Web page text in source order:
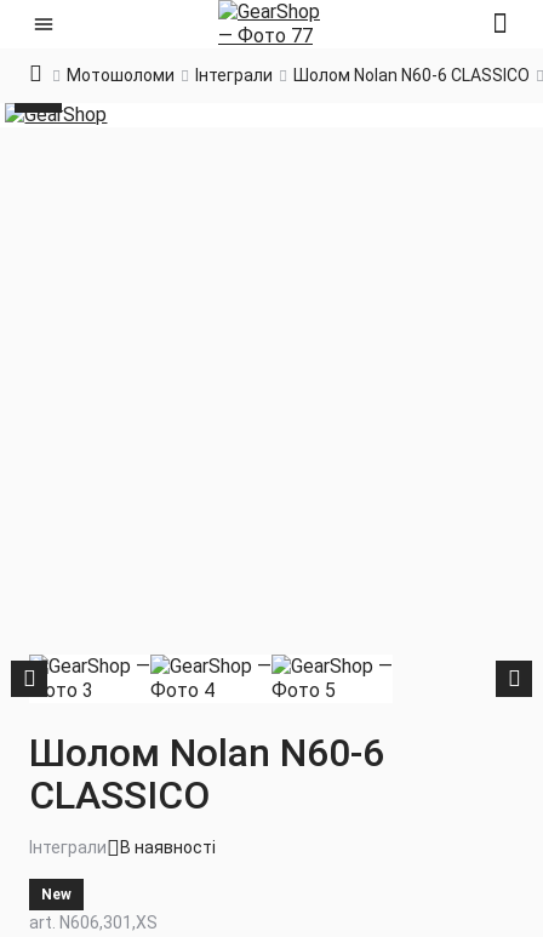
Мотошоломи Інтеграли Шолом Nolan N60-6 CLASSICO
Шолом Nolan N60-6
CLASSICO
Інтеграли В наявності
New
art. N606,301,XS